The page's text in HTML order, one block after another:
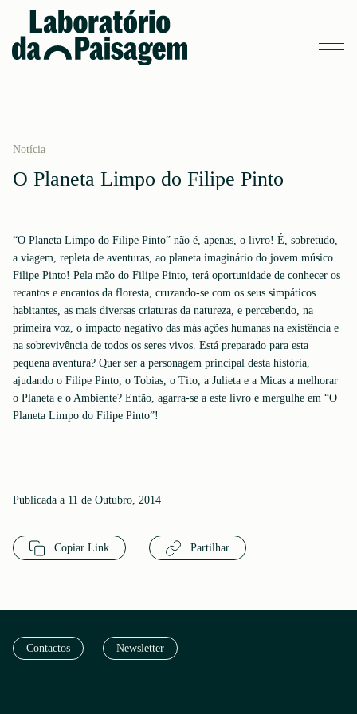
Notícia
O Planeta Limpo do Filipe Pinto
“O Planeta Limpo do Filipe Pinto” não é, apenas, o livro! É, sobretudo,
a viagem, repleta de aventuras, ao planeta imaginário do jovem músico
Filipe Pinto! Pela mão do Filipe Pinto, terá oportunidade de conhecer os
recantos e encantos da floresta, cruzando-se com os seus simpáticos
habitantes, as mais diversas criaturas da natureza, e percebendo, na
primeira voz, o impacto negativo das más ações humanas na existência e
na sobrevivência de todos os seres vivos. Está preparado para esta
pequena aventura? Quer ser a personagem principal desta história,
ajudando o Filipe Pinto, o Tobias, o Tito, a Julieta e a Micas a melhorar
o Planeta e o Ambiente? Então, agarra-se a este livro e mergulhe em “O
Planeta Limpo do Filipe Pinto”!
Publicada a 11 de Outubro, 2014
Copiar Link Partilhar
Contactos Newsletter